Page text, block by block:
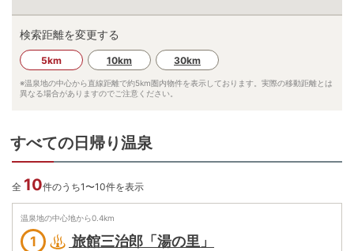
検索距離を変更する
5km 10km 30km
※温泉地の中心から直線距離で約5km圏内物件を表示しております。実際の移動距離とは
異なる場合がありますのでご注意ください。
すべての日帰り温泉
全 10件のうち1〜10件を表示
温泉地の中心地から0.4km
1 旅館三治郎「湯の里」